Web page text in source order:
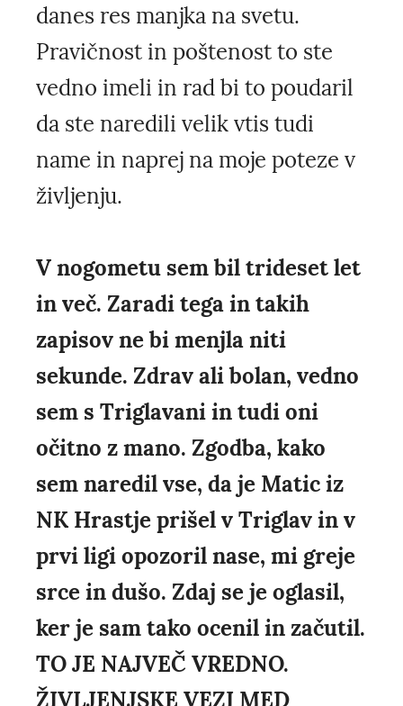
danes res manjka na svetu.
Pravičnost in poštenost to ste
vedno imeli in rad bi to poudaril
da ste naredili velik vtis tudi
name in naprej na moje poteze v
življenju.
V nogometu sem bil trideset let
in več. Zaradi tega in takih
zapisov ne bi menjla niti
sekunde. Zdrav ali bolan, vedno
sem s Triglavani in tudi oni
očitno z mano. Zgodba, kako
sem naredil vse, da je Matic iz
NK Hrastje prišel v Triglav in v
prvi ligi opozoril nase, mi greje
srce in dušo. Zdaj se je oglasil,
ker je sam tako ocenil in začutil.
TO JE NAJVEČ VREDNO.
ŽIVLJENJSKE VEZI MED